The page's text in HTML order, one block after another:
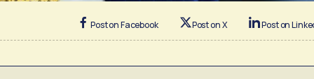
Post on Facebook Post on X Post on